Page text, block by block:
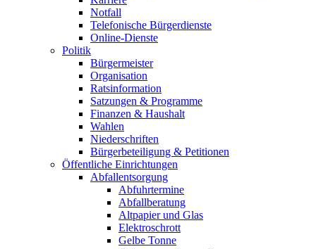
Notfall
Telefonische Bürgerdienste
Online-Dienste
Politik
Bürgermeister
Organisation
Ratsinformation
Satzungen & Programme
Finanzen & Haushalt
Wahlen
Niederschriften
Bürgerbeteiligung & Petitionen
Öffentliche Einrichtungen
Abfallentsorgung
Abfuhrtermine
Abfallberatung
Altpapier und Glas
Elektroschrott
Gelbe Tonne